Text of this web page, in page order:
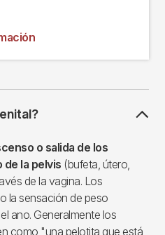
o salida de los
la pelvis (bufeta, útero,
de la vagina. Los
la sensación de peso
ano. Generalmente los
como "una pelotita que está